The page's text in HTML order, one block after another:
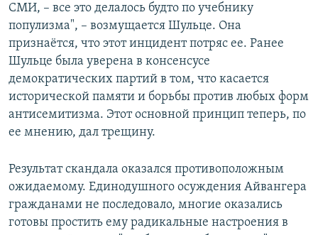
СМИ, – все это делалось будто по учебнику
популизма", – возмущается Шульце. Она
признаётся, что этот инцидент потряс ее. Ранее
Шульце была уверена в консенсусе
демократических партий в том, что касается
исторической памяти и борьбы против любых форм
антисемитизма. Этот основной принцип теперь, по
ее мнению, дал трещину.
Результат скандала оказался противоположным
ожидаемому. Единодушного осуждения Айвангера
гражданами не последовало, многие оказались
готовы простить ему радикальные настроения в